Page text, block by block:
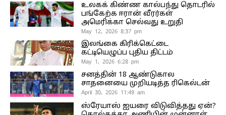
உலகக் கிண்ண கால்பந்து தொடரில்
பங்கேற்க ஈரான் வீரர்கள்
அமெரிக்கா செல்வது உறுதி
May 12, 2026 8:37 pm
இலங்கை கிரிக்கெட்டை
கட்டியெழுப்ப புதிய திட்டம்
May 1, 2026 6:28 pm
சனத்தின் 18 ஆண்டுகால
சாதனையை முறியடித்த ரிகெல்டன்
April 30, 2026 11:49 am
ஸ்ரேயாஸ் ஐயரை விடுவித்தது ஏன்?